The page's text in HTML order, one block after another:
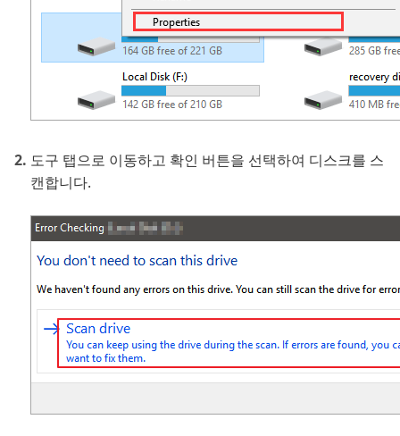
도구 탭으로 이동하고 확인 버튼을 선택하여 디스크를 스
캔합니다.